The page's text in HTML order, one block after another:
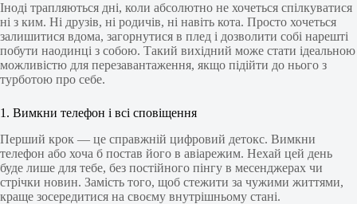
Іноді трапляються дні, коли абсолютно не хочеться спілкуватися
ні з ким. Ні друзів, ні родичів, ні навіть кота. Просто хочеться
залишитися вдома, загорнутися в плед і дозволити собі нарешті
побути наодинці з собою. Такий вихідний може стати ідеальною
можливістю для перезавантаження, якщо підійти до нього з
турботою про себе.
1. Вимкни телефон і всі сповіщення
Перший крок — це справжній цифровий детокс. Вимкни
телефон або хоча б постав його в авіарежим. Нехай цей день
буде лише для тебе, без постійного пінгу в месенджерах чи
стрічки новин. Замість того, щоб стежити за чужими життями,
краще зосередитися на своєму внутрішньому стані.